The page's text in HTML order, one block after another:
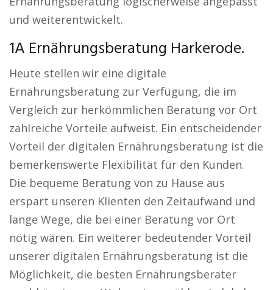
und weiterentwickelt.
1A Ernährungsberatung Harkerode.
Heute stellen wir eine digitale
Ernährungsberatung zur Verfügung, die im
Vergleich zur herkömmlichen Beratung vor Ort
zahlreiche Vorteile aufweist. Ein entscheidender
Vorteil der digitalen Ernährungsberatung ist die
bemerkenswerte Flexibilität für den Kunden.
Die bequeme Beratung von zu Hause aus
erspart unseren Klienten den Zeitaufwand und
lange Wege, die bei einer Beratung vor Ort
nötig wären. Ein weiterer bedeutender Vorteil
unserer digitalen Ernährungsberatung ist die
Möglichkeit, die besten Ernährungsberater